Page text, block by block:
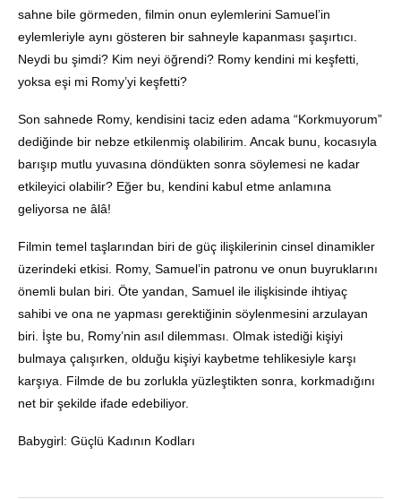
sahne bile görmeden, filmin onun eylemlerini Samuel’in
eylemleriyle aynı gösteren bir sahneyle kapanması şaşırtıcı.
Neydi bu şimdi? Kim neyi öğrendi? Romy kendini mi keşfetti,
yoksa eşi mi Romy’yi keşfetti?
Son sahnede Romy, kendisini taciz eden adama “Korkmuyorum”
dediğinde bir nebze etkilenmiş olabilirim. Ancak bunu, kocasıyla
barışıp mutlu yuvasına döndükten sonra söylemesi ne kadar
etkileyici olabilir? Eğer bu, kendini kabul etme anlamına
geliyorsa ne âlâ!
Filmin temel taşlarından biri de güç ilişkilerinin cinsel dinamikler
üzerindeki etkisi. Romy, Samuel’in patronu ve onun buyruklarını
önemli bulan biri. Öte yandan, Samuel ile ilişkisinde ihtiyaç
sahibi ve ona ne yapması gerektiğinin söylenmesini arzulayan
biri. İşte bu, Romy’nin asıl dilemması. Olmak istediği kişiyi
bulmaya çalışırken, olduğu kişiyi kaybetme tehlikesiyle karşı
karşıya. Filmde de bu zorlukla yüzleştikten sonra, korkmadığını
net bir şekilde ifade edebiliyor.
Babygirl: Güçlü Kadının Kodları